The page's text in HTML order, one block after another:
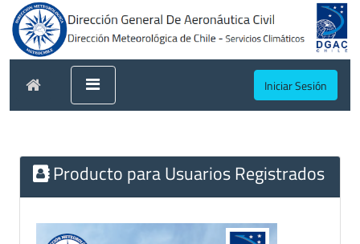
Iniciar Sesión
Producto para Usuarios Registrados